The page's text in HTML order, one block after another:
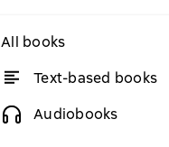
All books
Text-based books
Audiobooks